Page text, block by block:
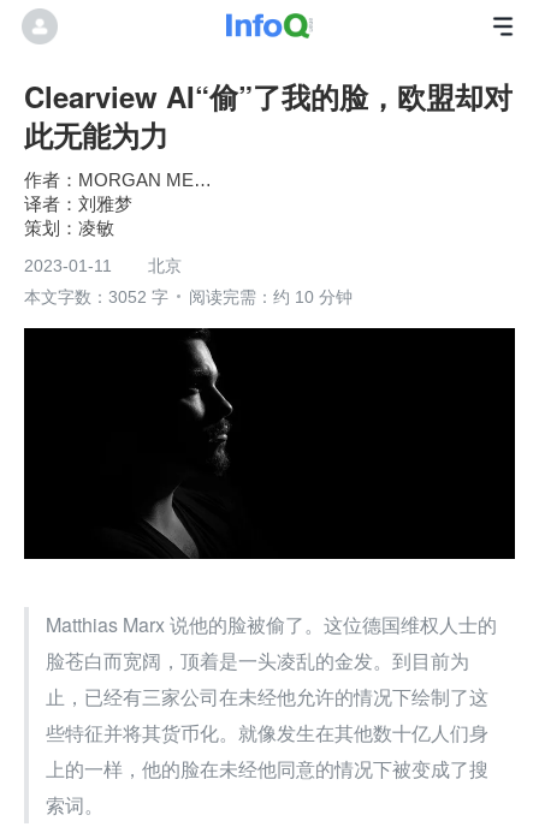
Clearview AI“偷”了我的脸，欧盟却对
此无能为力
MORGAN MEAKER
刘雅梦
凌敏
2023-01-11
北京
本文字数：3052 字
阅读完需：约 10 分钟
Matthias Marx 说他的脸被偷了。这位德国维权人士的
脸苍白而宽阔，顶着是一头凌乱的金发。到目前为
止，已经有三家公司在未经他允许的情况下绘制了这
些特征并将其货币化。就像发生在其他数十亿人们身
上的一样，他的脸在未经他同意的情况下被变成了搜
索词。